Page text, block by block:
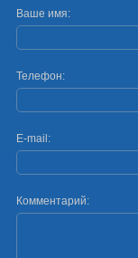
Ваше имя:
Телефон:
E-mail:
Комментарий: